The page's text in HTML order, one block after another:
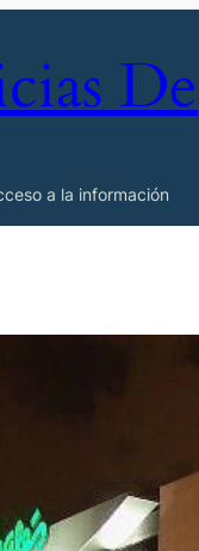
De
a la información